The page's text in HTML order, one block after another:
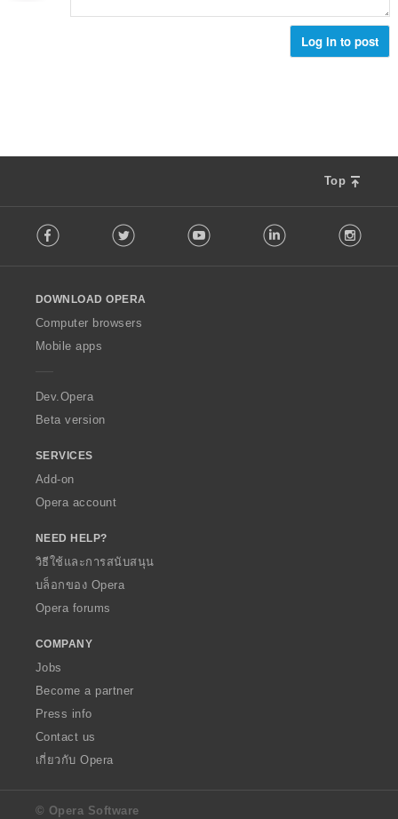
ว
Log in to post
Top
o
w
O
p
a
Facebook Twitter Youtube LinkedIn
DOWNLOAD OPERA
Computer browsers
Mobile apps
Dev.Opera
Beta version
SERVICES
Add-on
Opera account
NEED HELP?
วิธีใช้และการสนับสนุน
บล็อกของ Opera
Opera forums
COMPANY
Jobs
Become a partner
Press info
Contact us
เกี่ยวกับ Opera
© Opera Software